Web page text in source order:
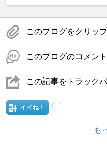
このブログをクリッ
このブログのコメン
この記事をトラック
イイね！
も